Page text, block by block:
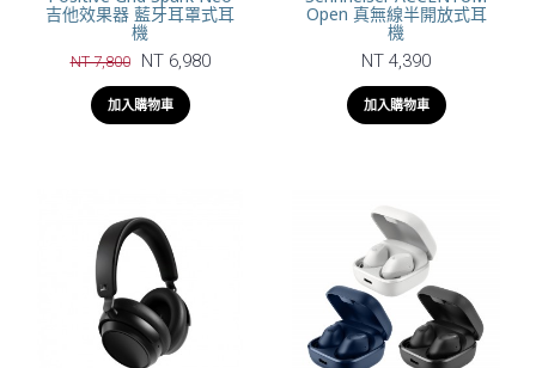
吉他效果器 藍牙耳罩式耳
機
NT 7,800 NT 6,980
加入購物車
Open 真無線半開放式耳
機
NT 4,390
加入購物車